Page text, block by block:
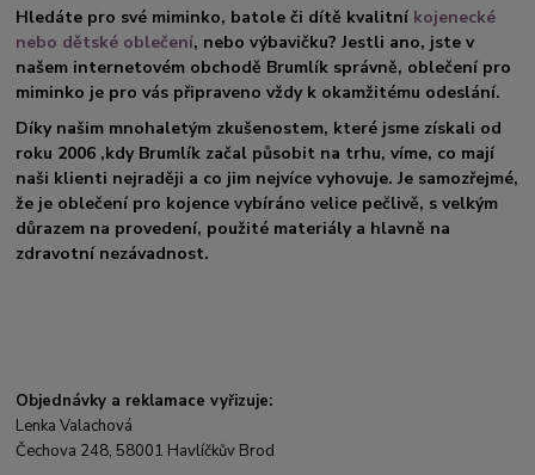
Hledáte pro své miminko, batole či dítě kvalitní kojenecké
nebo dětské oblečení, nebo výbavičku? Jestli ano, jste v
našem internetovém obchodě Brumlík správně, oblečení pro
miminko je pro vás připraveno vždy k okamžitému odeslání.
Díky našim mnohaletým zkušenostem, které jsme získali od
roku 2006 ,kdy Brumlík začal působit na trhu, víme, co mají
naši klienti nejraději a co jim nejvíce vyhovuje. Je samozřejmé,
že je oblečení pro kojence vybíráno velice pečlivě, s velkým
důrazem na provedení, použité materiály a hlavně na
zdravotní nezávadnost.
Objednávky a reklamace vyřizuje:
Lenka Valachová
Čechova 248, 58001 Havlíčkův Brod